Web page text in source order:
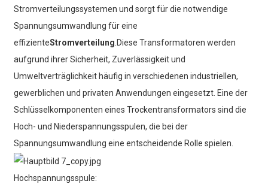
Stromverteilungssystemen und sorgt für die notwendige
Spannungsumwandlung für eine
effizienteStromverteilung.Diese Transformatoren werden
aufgrund ihrer Sicherheit, Zuverlässigkeit und
Umweltverträglichkeit häufig in verschiedenen industriellen,
gewerblichen und privaten Anwendungen eingesetzt. Eine der
Schlüsselkomponenten eines Trockentransformators sind die
Hoch- und Niederspannungsspulen, die bei der
Spannungsumwandlung eine entscheidende Rolle spielen.
Hochspannungsspule: